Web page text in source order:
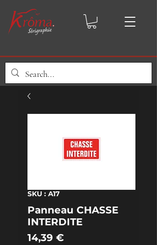
SKU : A17
Panneau CHASSE
INTERDITE
14,39 €Prix